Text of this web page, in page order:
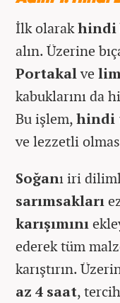
İlk olarakhindi
alın. Üzerine
Portakalve
kabuklarını da
Bu işlem,hindi
ve lezzetli
Soğanı iri
sarımsakları
karışımını
ederek tüm
karıştırın.
az 4 saat,